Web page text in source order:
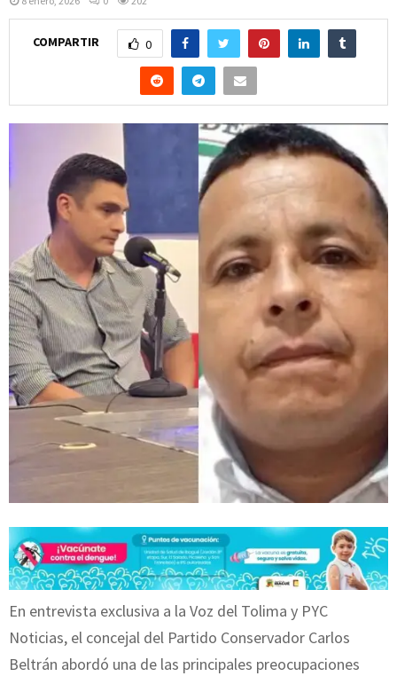
COMPARTIR 0
En entrevista exclusiva a la Voz del Tolima y PYC
Noticias, el concejal del Partido Conservador Carlos
Beltrán abordó una de las principales preocupaciones